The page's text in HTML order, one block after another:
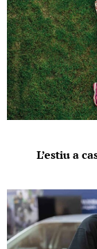
L’estiu a